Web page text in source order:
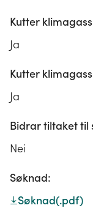
Kutter
Ja
Kutter
Ja
Bidrar tiltaket
Nei
Søknad:
Søknad(.pdf)